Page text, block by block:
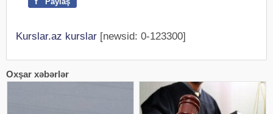
Kurslar.az kurslar [newsid: 0-123300]
Oxşar xəbərlər